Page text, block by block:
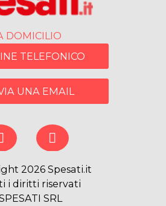
DOMICILIO
TELEFONICO
UNA EMAIL
2026 Spesati.it
i diritti riservati
SRL